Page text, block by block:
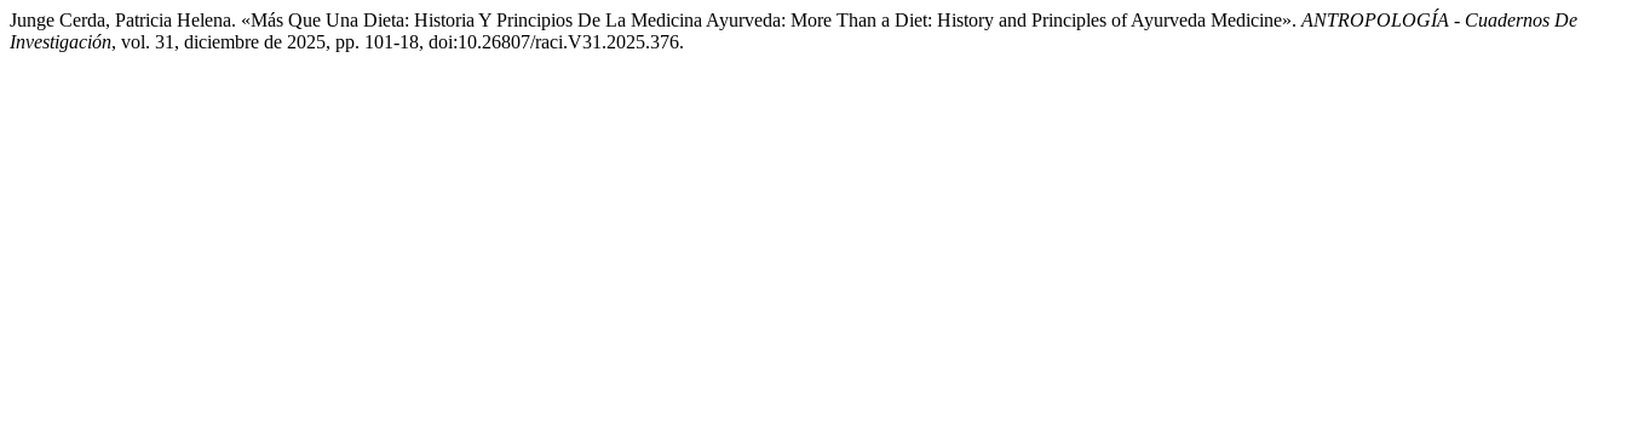
Junge Cerda, Patricia Helena. «Más Que Una Dieta: Historia Y Principios De La Medicina Ayurveda: More Than a Diet: History and Principles of Ayurveda Medicine». ANTROPOLOGÍA - Cuadernos De
Investigación, vol. 31, diciembre de 2025, pp. 101-18, doi:10.26807/raci.V31.2025.376.